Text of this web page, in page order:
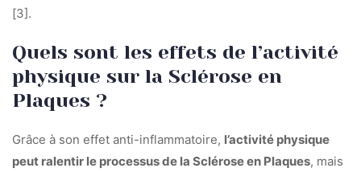
[3].
Quels sont les effets de l’activité
physique sur la Sclérose en
Plaques ?
Grâce à son effet anti-inflammatoire, l’activité physique
peut ralentir le processus de la Sclérose en Plaques, mais